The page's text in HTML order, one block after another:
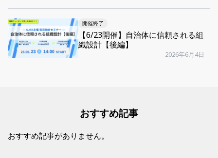
開催終了
【6/23開催】自治体に信頼される組
織設計【後編】
2026年6月4日
おすすめ記事
おすすめ記事がありません。